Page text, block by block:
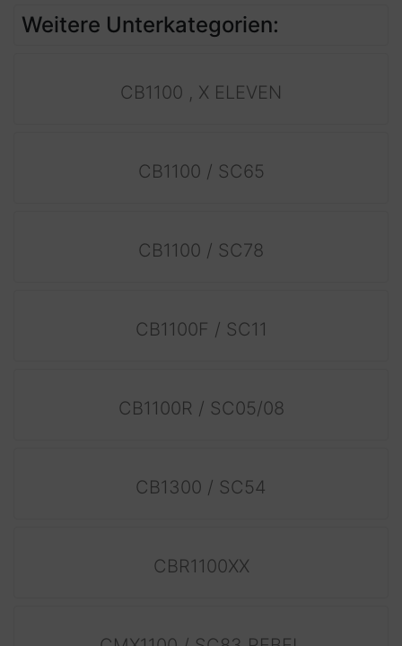
Weitere Unterkategorien:
CB1100 , X ELEVEN
CB1100 / SC65
CB1100 / SC78
CB1100F / SC11
CB1100R / SC05/08
CB1300 / SC54
CBR1100XX